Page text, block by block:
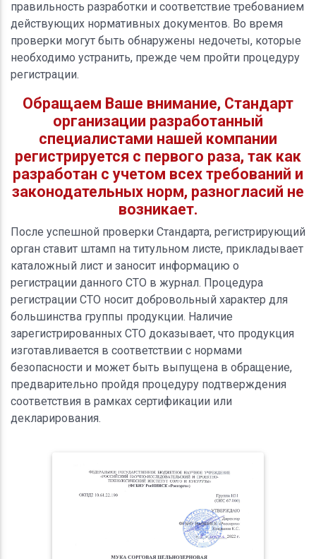
правильность разработки и соответствие требованием
действующих нормативных документов. Во время
проверки могут быть обнаружены недочеты, которые
необходимо устранить, прежде чем пройти процедуру
регистрации.
Обращаем Ваше внимание, Стандарт
организации разработанный
специалистами нашей компании
регистрируется с первого раза, так как
разработан с учетом всех требований и
законодательных норм, разногласий не
возникает.
После успешной проверки Стандарта, регистрирующий
орган ставит штамп на титульном листе, прикладывает
каталожный лист и заносит информацию о
регистрации данного СТО в журнал. Процедура
регистрации СТО носит добровольный характер для
большинства группы продукции. Наличие
зарегистрированных СТО доказывает, что продукция
изготавливается в соответствии с нормами
безопасности и может быть выпущена в обращение,
предварительно пройдя процедуру подтверждения
соответствия в рамках сертификации или
декларирования.